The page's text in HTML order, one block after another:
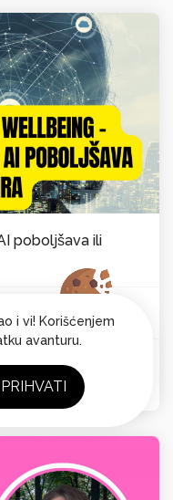
poboljšava ili
i vi! Korišćenjem
avanturu.
PRIHVATI